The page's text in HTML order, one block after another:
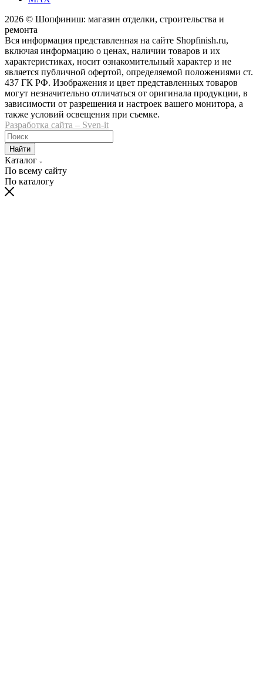
2026 © Шопфиниш: магазин отделки, строительства и
ремонта
Вся информация представленная на сайте Shopfinish.ru,
включая информацию о ценах, наличии товаров и их
характеристиках, носит ознакомительный характер и не
является публичной офертой, определяемой положениями ст.
437 ГК РФ. Изображения и цвет представленных товаров
могут незначительно отличаться от оригинала продукции, в
зависимости от разрешения и настроек вашего монитора, а
также условий освещения при съемке.
Разработка сайта – Sven-it
Найти
Каталог
По всему сайту
По каталогу